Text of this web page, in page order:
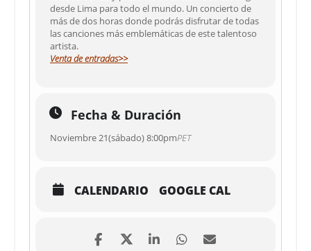
desde Lima para todo el mundo. Un concierto de
más de dos horas donde podrás disfrutar de todas
las canciones más emblemáticas de este talentoso
artista.
Venta de entradas>>
Fecha & Duración
Noviembre 21(sábado) 8:00pmPET
CALENDARIO GOOGLE CAL